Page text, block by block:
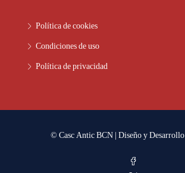
Política de cookies
Condiciones de uso
Política de privacidad
© Casc Antic BCN | Diseño y Desarrollo